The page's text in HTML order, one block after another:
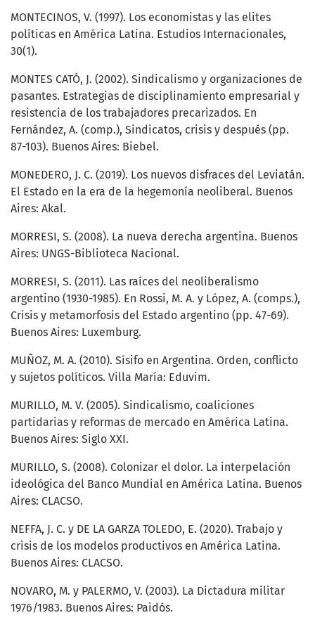
MONTECINOS, V. (1997). Los economistas y las elites
políticas en América Latina. Estudios Internacionales,
30(1).
MONTES CATÓ, J. (2002). Sindicalismo y organizaciones de
pasantes. Estrategias de disciplinamiento empresarial y
resistencia de los trabajadores precarizados. En
Fernández, A. (comp.), Sindicatos, crisis y después (pp.
87-103). Buenos Aires: Biebel.
MONEDERO, J. C. (2019). Los nuevos disfraces del Leviatán.
El Estado en la era de la hegemonía neoliberal. Buenos
Aires: Akal.
MORRESI, S. (2008). La nueva derecha argentina. Buenos
Aires: UNGS-Biblioteca Nacional.
MORRESI, S. (2011). Las raíces del neoliberalismo
argentino (1930-1985). En Rossi, M. A. y López, A. (comps.),
Crisis y metamorfosis del Estado argentino (pp. 47-69).
Buenos Aires: Luxemburg.
MUÑOZ, M. A. (2010). Sísifo en Argentina. Orden, conflicto
y sujetos políticos. Villa María: Eduvim.
MURILLO, M. V. (2005). Sindicalismo, coaliciones
partidarias y reformas de mercado en América Latina.
Buenos Aires: Siglo XXI.
MURILLO, S. (2008). Colonizar el dolor. La interpelación
ideológica del Banco Mundial en América Latina. Buenos
Aires: CLACSO.
NEFFA, J. C. y DE LA GARZA TOLEDO, E. (2020). Trabajo y
crisis de los modelos productivos en América Latina.
Buenos Aires: CLACSO.
NOVARO, M. y PALERMO, V. (2003). La Dictadura militar
1976/1983. Buenos Aires: Paidós.